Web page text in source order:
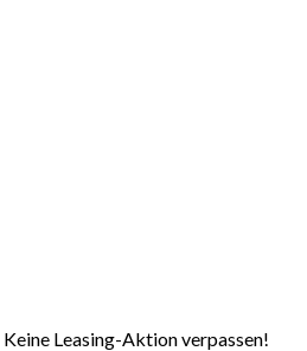
Keine Leasing-Aktion verpassen!